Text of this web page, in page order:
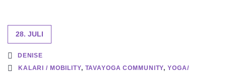
28. JULI
DENISE
KALARI / MOBILITY, TAVAYOGA COMMUNITY,YOGA/